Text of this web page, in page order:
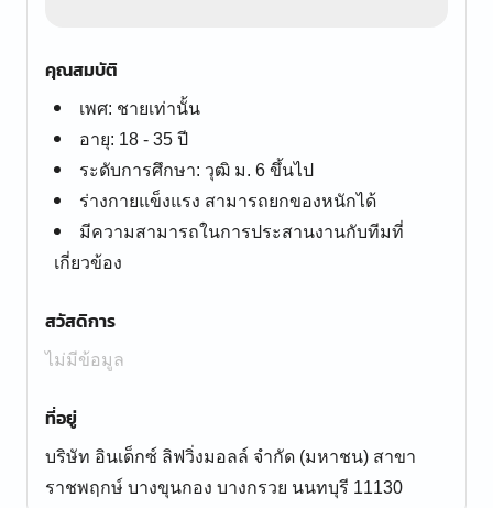
คุณสมบัติ
เพศ: ชายเท่านั้น
อายุ: 18 - 35 ปี
ระดับการศึกษา: วุฒิ ม. 6 ขึ้นไป
ร่างกายแข็งแรง สามารถยกของหนักได้
มีความสามารถในการประสานงานกับทีมที่
เกี่ยวข้อง
สวัสดิการ
ไม่มีข้อมูล
ที่อยู่
บริษัท อินเด็กซ์ ลิฟวิ่งมอลล์ จำกัด (มหาชน) สาขา
ราชพฤกษ์ บางขุนกอง บางกรวย นนทบุรี 11130